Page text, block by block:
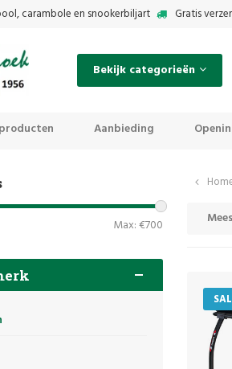
carambole en snookerbiljart Gratis
Bekijk categorieën
Aanbieding
Max: €700